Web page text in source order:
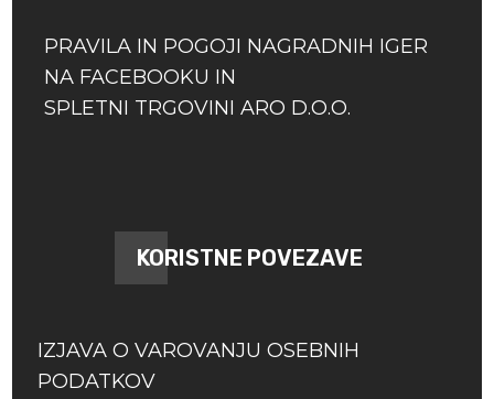
PRAVILA IN POGOJI NAGRADNIH IGER
NA FACEBOOKU IN
SPLETNI TRGOVINI ARO D.O.O.
KORISTNE POVEZAVE
IZJAVA O VAROVANJU OSEBNIH
PODATKOV